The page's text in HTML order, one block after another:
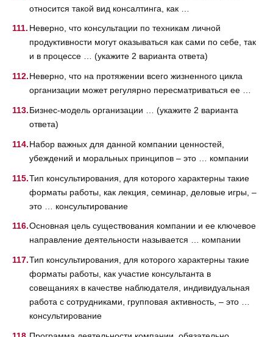
относится такой вид консалтинга, как …
Неверно, что консультации по техникам личной
продуктивности могут оказываться как сами по себе, так
и в процессе … (укажите 2 варианта ответа)
Неверно, что на протяжении всего жизненного цикла
организации может регулярно пересматриваться ее …
Бизнес-модель организации … (укажите 2 варианта
ответа)
Набор важных для данной компании ценностей,
убеждений и моральных принципов – это … компании
Тип консультирования, для которого характерны такие
форматы работы, как лекция, семинар, деловые игры, –
это … консультирование
Основная цель существования компании и ее ключевое
направление деятельности называется … компании
Тип консультирования, для которого характерны такие
форматы работы, как участие консультанта в
совещаниях в качестве наблюдателя, индивидуальная
работа с сотрудниками, групповая активность, – это …
консультирование